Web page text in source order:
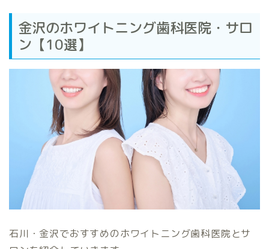
金沢のホワイトニング歯科医院・サロ
ン【10選】
石川・金沢でおすすめのホワイトニング歯科医院とサ